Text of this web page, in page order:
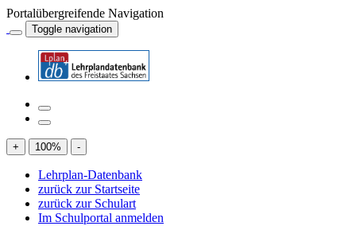
Portalübergreifende Navigation
Toggle navigation
+ 100% -
Lehrplan-Datenbank
zurück zur Startseite
zurück zur Schulart
Im Schulportal anmelden